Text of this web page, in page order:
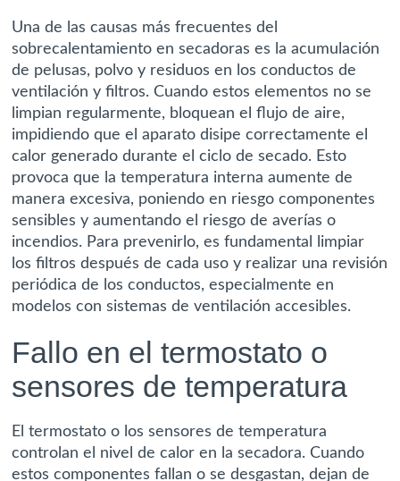
Una de las causas más frecuentes del
sobrecalentamiento en secadoras es la acumulación
de pelusas, polvo y residuos en los conductos de
ventilación y filtros. Cuando estos elementos no se
limpian regularmente, bloquean el flujo de aire,
impidiendo que el aparato disipe correctamente el
calor generado durante el ciclo de secado. Esto
provoca que la temperatura interna aumente de
manera excesiva, poniendo en riesgo componentes
sensibles y aumentando el riesgo de averías o
incendios. Para prevenirlo, es fundamental limpiar
los filtros después de cada uso y realizar una revisión
periódica de los conductos, especialmente en
modelos con sistemas de ventilación accesibles.
Fallo en el termostato o
sensores de temperatura
El termostato o los sensores de temperatura
controlan el nivel de calor en la secadora. Cuando
estos componentes fallan o se desgastan, dejan de